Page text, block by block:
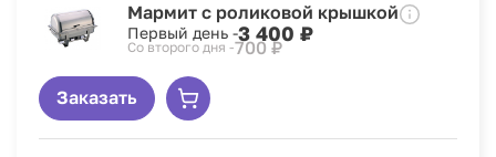
Мармит с роликовой крышкой
Первый день -3 400 ₽
Со второго дня -700 ₽
Заказать